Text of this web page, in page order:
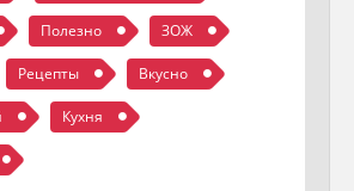
Полезно ЗОЖ
Рецепты Вкусно
Кухня